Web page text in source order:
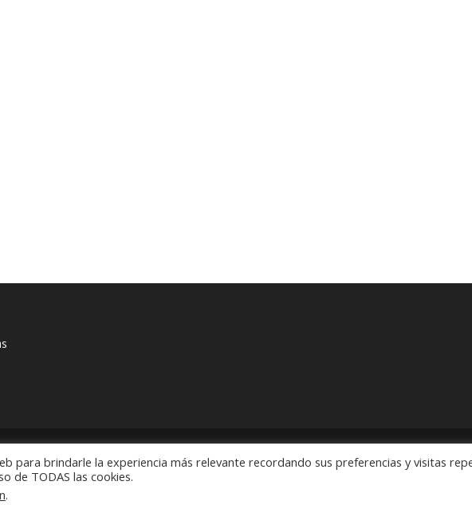
Decoración Dayman Revolución" Pedidos: 55 5563 2913 y 55 5563 1186 Rubens # 3,
para brindarle la experiencia más relevante recordando sus preferencias y visitas
de TODAS las cookies.
.